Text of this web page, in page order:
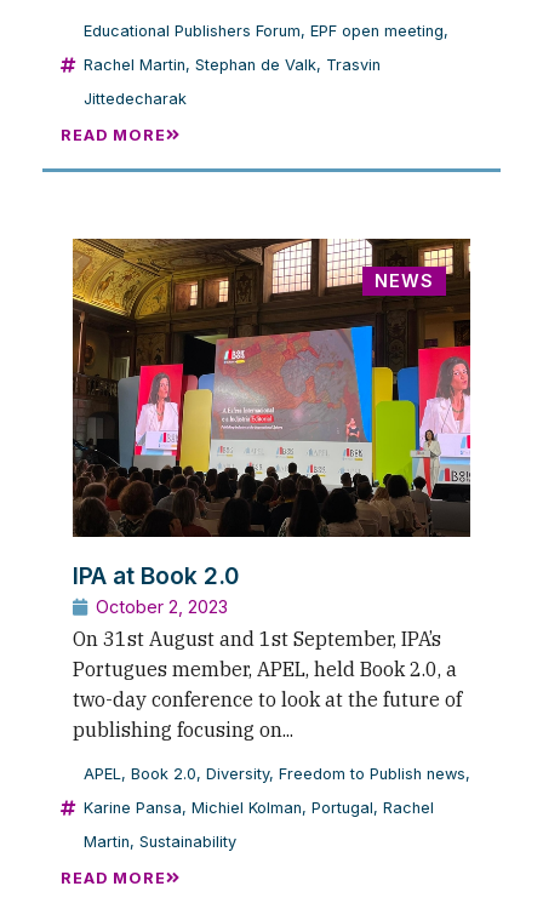
Educational Publishers Forum, EPF open meeting,
Rachel Martin, Stephan de Valk, Trasvin
Jittedecharak
READ MORE
NEWS
IPA at Book 2.0
October 2, 2023
On 31st August and 1st September, IPA’s
Portugues member, APEL, held Book 2.0, a
two-day conference to look at the future of
publishing focusing on...
APEL , Book 2.0, Diversity, Freedom to Publish news,
Karine Pansa, Michiel Kolman, Portugal, Rachel
Martin, Sustainability
READ MORE